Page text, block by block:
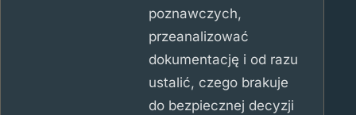
poznawczych,
przeanalizować
dokumentację i od razu
ustalić, czego brakuje
do bezpiecznej decyzji